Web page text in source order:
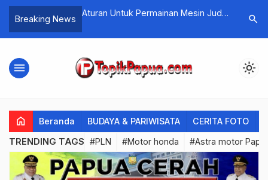
Breaking News
Jam
Aturan Untuk Permainan Mesin Judi
Si Jago
Terbakar
search
menu light_mode
home Beranda BUDAYA & PARIWISATA CERITA FOTO
TRENDING TAGS #PLN #Motor honda #Astra motor